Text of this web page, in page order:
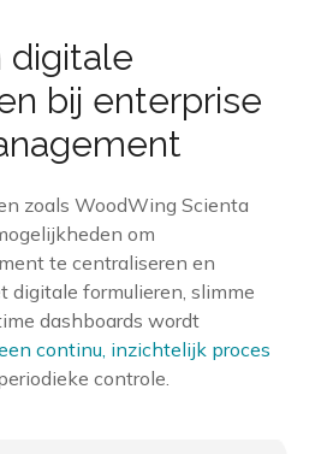
digitale
bij enterprise
zoals WoodWing Scienta
om
te centraliseren en
digitale formulieren, slimme
dashboards wordt
continu, inzichtelijk proces
controle.